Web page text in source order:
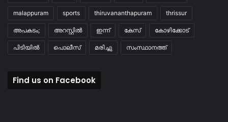
malappuram sports thiruvananthapuram thrissur
അപകടം; അറസ്റ്റിൽ ഇന്ന് കേസ് കോഴിക്കോട്
പിടിയിൽ പൊലീസ് മരിച്ചു സംസ്ഥാനത്ത്
Find us on Facebook